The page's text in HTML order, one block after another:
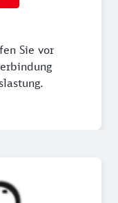
Sie vor